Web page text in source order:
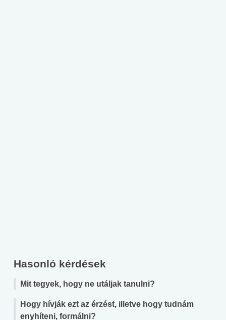
Hasonló kérdések
Mit tegyek, hogy ne utáljak tanulni?
Hogy hívják ezt az érzést, illetve hogy tudnám
enyhíteni, formálni?